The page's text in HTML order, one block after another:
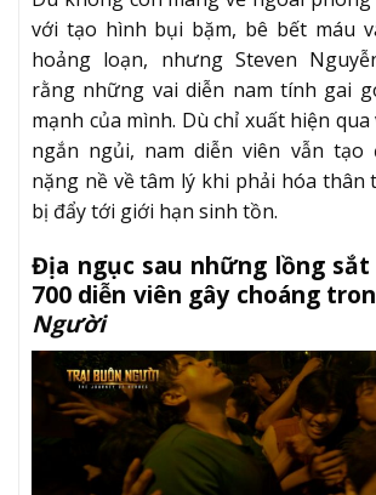
với tạo hình bụi bặm, bê bết máu
hoảng loạn, nhưng Steven
rằng những vai diễn nam tính gai
mạnh của mình. Dù chỉ xuất hiện
ngắn ngủi, nam diễn viên vẫn tạo
nặng nề về tâm lý khi phải hóa thân
bị đẩy tới giới hạn sinh tồn.
Địa ngục sau những lồng sắt
700 diễn viên gây choáng
Người